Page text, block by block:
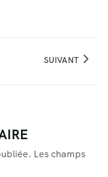
SUIVANT
Les champs